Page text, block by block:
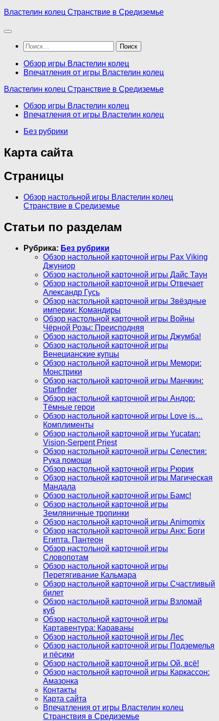
Перейти
содержимому
Властелин колец Странствие в Средиземье
Найти:
Обзор игры Властелин колец
Впечатления от игры Властелин колец
Властелин колец Странствие в Средиземье
Обзор игры Властелин колец
Впечатления от игры Властелин колец
Без рубрики
Карта сайта
Страницы
Обзор настольной игры Властелин колец
Странствие в Средиземье
Статьи по разделам
Рубрика: Без рубрики
Обзор настольной карточной игры Pax Viking
Джуниор
Обзор настольной карточной игры Дайс Таун
Обзор настольной карточной игры Отвечает
Александр Гусь
Обзор настольной карточной игры Звёздные
империи: Командиры
Обзор настольной карточной игры Войны
Чёрной Розы: Преисподняя
Обзор настольной карточной игры Джумба!
Обзор настольной карточной игры
Венецианские купцы
Обзор настольной карточной игры Мемори:
Монстрики
Обзор настольной карточной игры Манчкин:
Starfinder
Обзор настольной карточной игры Андор:
Тёмные герои
Обзор настольной карточной игры Love is…
Комплименты
Обзор настольной карточной игры Yucatan:
Vision-Serpent Priest
Обзор настольной карточной игры Селестия:
Рука помощи
Обзор настольной карточной игры Рюрик
Обзор настольной карточной игры Магическая
Мандала
Обзор настольной карточной игры Бамс!
Обзор настольной карточной игры
Земляничные тропинки
Обзор настольной карточной игры Animomix
Обзор настольной карточной игры Анх: Боги
Египта. Пантеон
Обзор настольной карточной игры
Словопотам
Обзор настольной карточной игры
Перетягивание Кальмара
Обзор настольной карточной игры Счастливый
билет
Обзор настольной карточной игры Взломай
куб
Обзор настольной карточной игры
Картавентура: Караваны
Обзор настольной карточной игры Лес
Обзор настольной карточной игры Подземелья
и пёсики
Обзор настольной карточной игры Ой, всё!
Обзор настольной карточной игры Каркассон:
Амазонка
Контакты
Карта сайта
Впечатления от игры Властелин колец
Странствия в Средиземье